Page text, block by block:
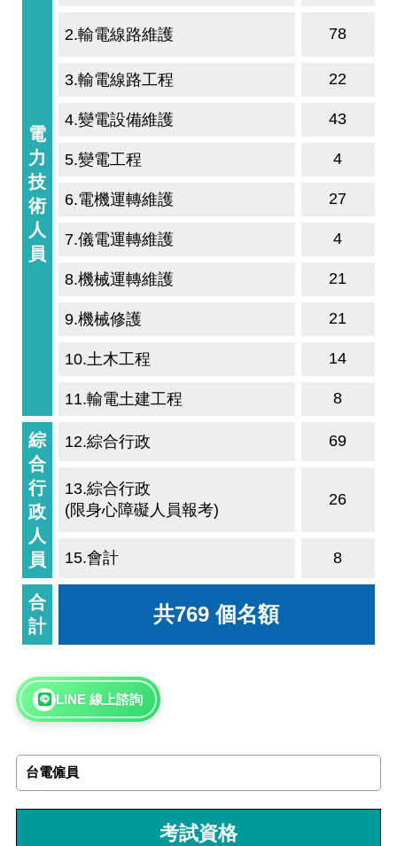
電
力
技
術
人
員
2.輸電線路維護 78
3.輸電線路工程 22
4.變電設備維護 43
5.變電工程 4
6.電機運轉維護 27
7.儀電運轉維護 4
8.機械運轉維護 21
9.機械修護 21
10.土木工程 14
11.輸電土建工程 8
綜
合
行
政
人
員
12.綜合行政 69
13.綜合行政
(限身心障礙人員報考)
26
15.會計 8
合
計
共769 個名額
LINE 線上諮詢
台電僱員
考試資格